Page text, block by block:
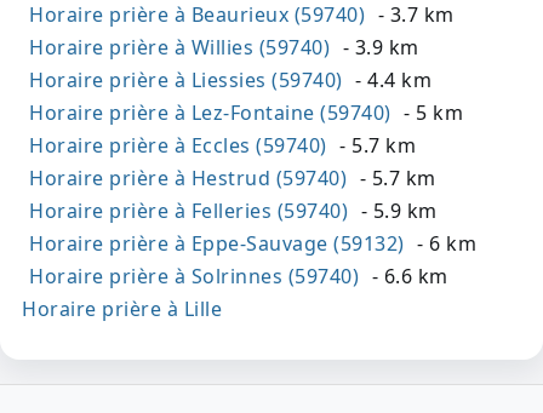
Horaire prière à Beaurieux (59740) - 3.7 km
Horaire prière à Willies (59740) - 3.9 km
Horaire prière à Liessies (59740) - 4.4 km
Horaire prière à Lez-Fontaine (59740) - 5 km
Horaire prière à Eccles (59740) - 5.7 km
Horaire prière à Hestrud (59740) - 5.7 km
Horaire prière à Felleries (59740) - 5.9 km
Horaire prière à Eppe-Sauvage (59132) - 6 km
Horaire prière à Solrinnes (59740) - 6.6 km
Horaire prière à Lille